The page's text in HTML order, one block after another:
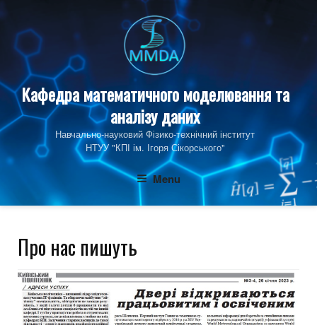
content
Кафедра математичного моделювання та
аналізу даних
Навчально-науковий Фізико‑технічний інститут
НТУУ "КПІ ім. Ігоря Сікорського"
Menu
Про нас пишуть